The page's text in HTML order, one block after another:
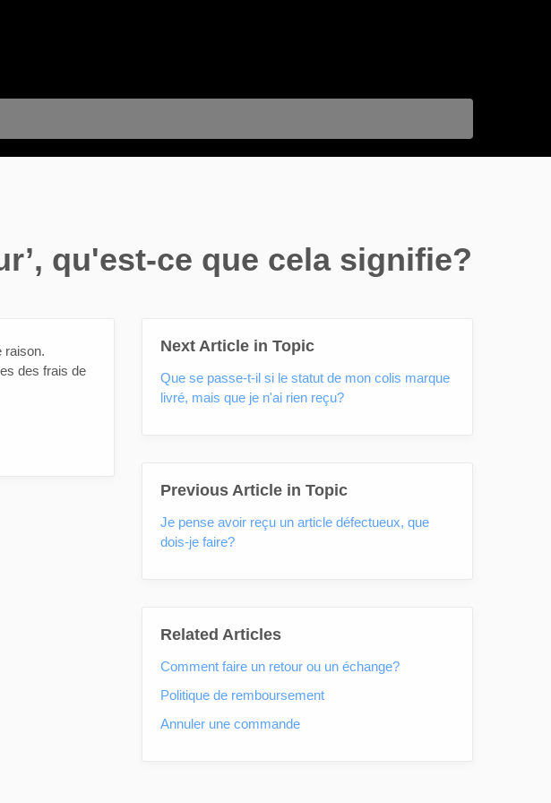
qu'est-ce que cela signifie?
raison.
des frais de
Next Article in Topic
Que se passe-t-il si le statut de mon colis marque
livré, mais que je n'ai rien reçu?
Previous Article in Topic
Je pense avoir reçu un article défectueux, que
dois-je faire?
Related Articles
Comment faire un retour ou un échange?
Politique de remboursement
Annuler une commande